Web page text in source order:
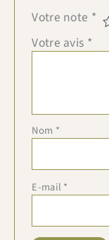
Votre note *
Votre avis *
Nom *
E-mail *